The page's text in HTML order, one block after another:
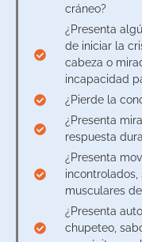
cráneo?
¿Presenta
de iniciar la
cabeza o
incapacidad
¿Pierde la
¿Presenta
respuesta
¿Presenta
musculares
¿Presenta
chupeteo,